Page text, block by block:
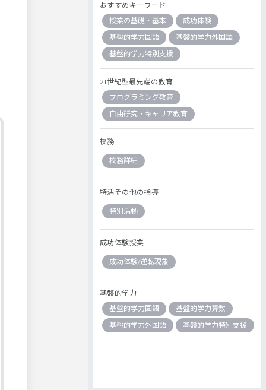
おすすめキーワード
授業の基礎・基本
成功体験
基盤的学力国語
基盤的学力外国語
基盤的学力特別支援
21世紀型最先端の教育
プログラミング教育
自由研究・キャリア教育
校務
校務詳細
特活その他の指導
特別活動
成功体験授業
成功体験/逆転現象
基盤的学力
基盤的学力国語
基盤的学力算数
基盤的学力外国語
基盤的学力特別支援